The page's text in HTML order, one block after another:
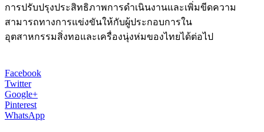
การปรับปรุงประสิทธิภาพการดำเนินงานและเพิ่มขีดความ
สามารถทางการแข่งขันให้กับผู้ประกอบการใน
อุตสาหกรรมสิ่งทอและเครื่องนุ่งห่มของไทยได้ต่อไป
Facebook
Twitter
Google+
Pinterest
WhatsApp